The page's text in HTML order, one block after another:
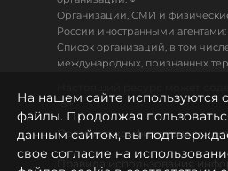
Организации, СМИ и
России иностранными агентами:
Список организаций, в том
международных, признанных
18+
Политика
Правила использования
На нашем сайте используются
файлы. Продолжая
данным сайтом, вы
свое согласие на